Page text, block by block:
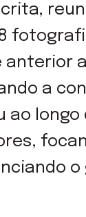
a
ao